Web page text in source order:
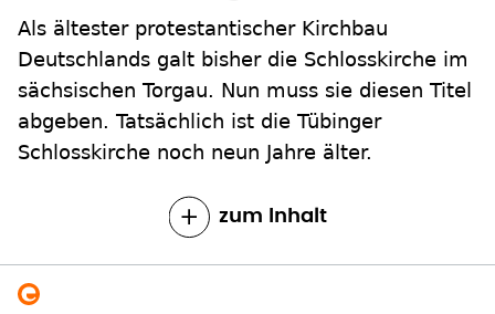
Als ältester protestantischer Kirchbau
Deutschlands galt bisher die Schlosskirche im
sächsischen Torgau. Nun muss sie diesen Titel
abgeben. Tatsächlich ist die Tübinger
Schlosskirche noch neun Jahre älter.
zum Inhalt